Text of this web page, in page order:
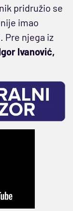
pridružio se
imao
Pre njega iz
Ivanović,